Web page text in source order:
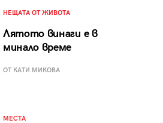
НЕЩАТА ОТ ЖИВОТА
Лятото винаги е в
минало време
ОТ КАТИ МИКОВА
МЕСТА